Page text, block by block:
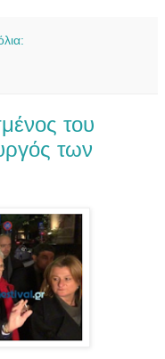
του
των